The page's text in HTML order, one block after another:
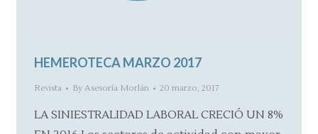
HEMEROTECA MARZO 2017
Revista By Asesoría Morlán 20 marzo, 2017
LA SINIESTRALIDAD LABORAL CRECIÓ UN 8%